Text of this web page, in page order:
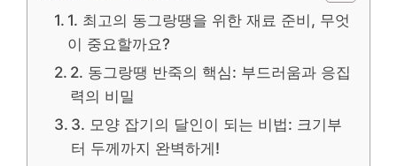
1. 최고의 동그랑땡을 위한 재료 준비, 무엇
이 중요할까요?
2. 동그랑땡 반죽의 핵심: 부드러움과 응집
력의 비밀
3. 모양 잡기의 달인이 되는 비법: 크기부
터 두께까지 완벽하게!